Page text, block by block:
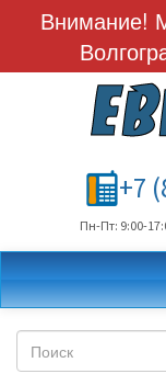
Внимание!
+7
Пн-Пт: 9:00-